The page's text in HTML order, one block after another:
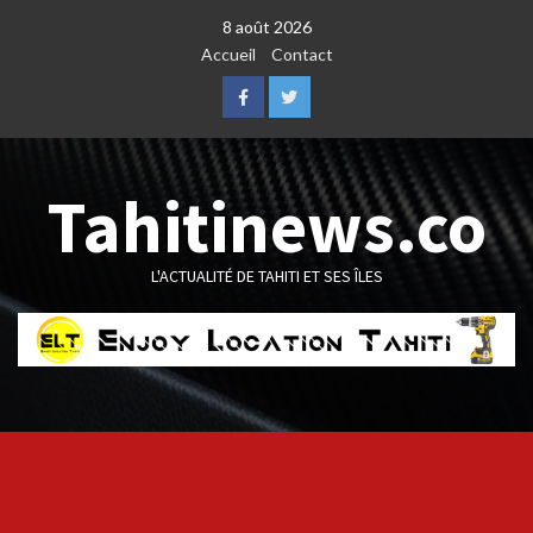
8 août 2026
Accueil
Contact
FacebookTwitter
Tahitinews.co
L'ACTUALITÉ DE TAHITI ET SES ÎLES